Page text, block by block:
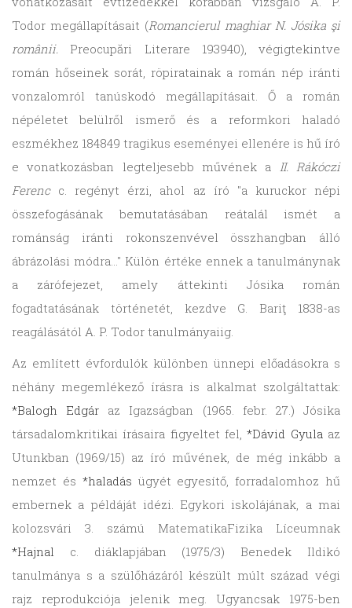
Todor megállapításait (Romancierul maghiar N. Jósika şi
românii. Preocupări Literare 193940), végigtekintve
román hőseinek sorát, röpiratainak a román nép iránti
vonzalomról tanúskodó megállapításait. Ő a román
népéletet belülről ismerő és a reformkori haladó
eszmékhez 184849 tragikus eseményei ellenére is hű író
e vonatkozásban legteljesebb művének a II. Rákóczi
Ferencc. regényt érzi, ahol az író "a kuruckor népi
összefogásának bemutatásában reátalál ismét a
románság iránti rokonszenvével összhangban álló
ábrázolási módra…" Külön értéke ennek a tanulmánynak
a zárófejezet, amely áttekinti Jósika román
fogadtatásának történetét, kezdve G. Bariţ 1838-as
reagálásától A. P. Todor tanulmányaiig.
Az említett évfordulók különben ünnepi előadásokra s
néhány megemlékező írásra is alkalmat szolgáltattak:
*Balogh Edgár az Igazságban (1965. febr. 27.) Jósika
társadalomkritikai írásaira figyeltet fel,*Dávid Gyulaaz
Utunkban (1969/15) az író művének, de még inkább a
nemzet és *haladás ügyét egyesítő, forradalomhoz hű
embernek a példáját idézi. Egykori iskolájának, a mai
kolozsvári 3. számú MatematikaFizika Líceumnak
*Hajnal c. diáklapjában (1975/3) Benedek Ildikó
tanulmánya s a szülőházáról készült múlt század végi
rajz reprodukciója jelenik meg. Ugyancsak 1975-ben